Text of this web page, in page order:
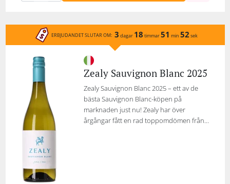
ERBJUDANDET SLUTAR OM: 3 dagar 18 timmar51 min 52 sek
Zealy Sauvignon Blanc 2025
Zealy Sauvignon Blanc 2025 – ett av de
bästa Sauvignon Blanc-köpen på
marknaden just nu! Zealy har över
årgångar fått en rad toppomdömen från...